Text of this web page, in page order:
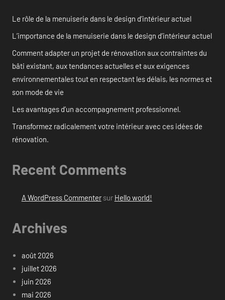
Le rôle de la menuiserie dans le design d’intérieur actuel
L’importance de la menuiserie dans le design d’intérieur actuel
Comment adapter un projet de rénovation aux contraintes du
bâti existant, aux tendances actuelles et aux exigences
environnementales tout en respectant les délais, les normes et
son mode de vie
Les avantages d’un accompagnement professionnel.
Transformez radicalement votre intérieur avec ces idées de
rénovation.
Recent Comments
A WordPress Commentersur Hello world!
Archives
août 2026
juillet 2026
juin 2026
mai 2026